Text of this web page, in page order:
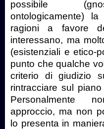
possibile
ontologicamente)
ragioni a favore
interessano, ma
(esistenziali e etico-
punto che qualche
criterio di giudizio
rintracciare sul
Personalmente
approccio, ma non
lo presenta in